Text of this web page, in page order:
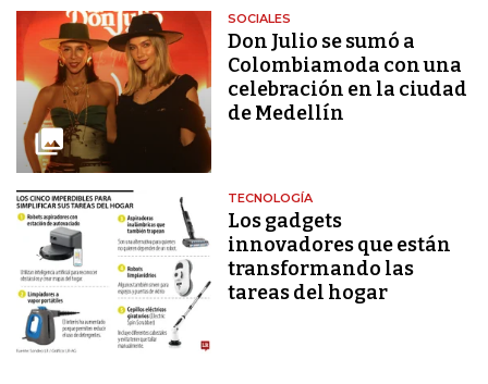
SOCIALES
Don Julio se sumó a
Colombiamoda con una
celebración en la ciudad
de Medellín
TECNOLOGÍA
Los gadgets
innovadores que están
transformando las
tareas del hogar